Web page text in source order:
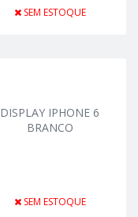
SEM ESTOQUE
DISPLAY IPHONE 6
BRANCO
SEM ESTOQUE